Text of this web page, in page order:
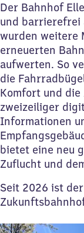
Der Bahnhof
und barrierefrei
wurden weitere
erneuerten
aufwerten. So
die
Komfort und
zweizeiliger
Informationen
bietet eine neu
Zuflucht und
Seit 2026 ist